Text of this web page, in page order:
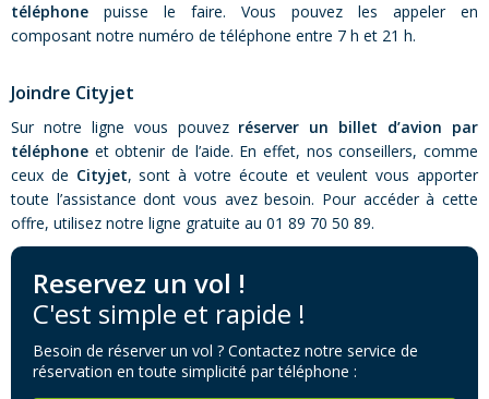
téléphone puisse le faire. Vous pouvez les appeler en
composant notre numéro de téléphone entre 7 h et 21 h.
Joindre Cityjet
Sur notre ligne vous pouvez réserver un billet d’avion par
téléphone et obtenir de l’aide. En effet, nos conseillers, comme
ceux de Cityjet, sont à votre écoute et veulent vous apporter
toute l’assistance dont vous avez besoin. Pour accéder à cette
offre, utilisez notre ligne gratuite au 01 89 70 50 89.
Reservez un vol !
C'est simple et rapide !
Besoin de réserver un vol ? Contactez notre service de
réservation en toute simplicité par téléphone :